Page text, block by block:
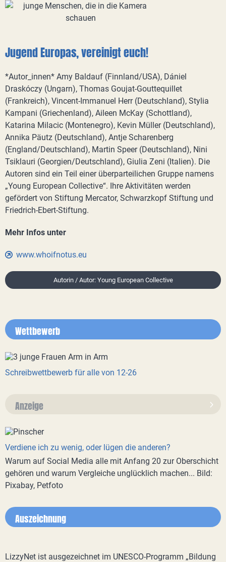
Jugend Europas, vereinigt euch!
*Autor_innen* Amy Baldauf (Finnland/USA), Dániel
Draskóczy (Ungarn), Thomas Goujat-Gouttequillet
(Frankreich), Vincent-Immanuel Herr (Deutschland), Stylia
Kampani (Griechenland), Aileen McKay (Schottland),
Katarina Milacic (Montenegro), Kevin Müller (Deutschland),
Annika Päutz (Deutschland), Antje Scharenberg
(England/Deutschland), Martin Speer (Deutschland), Nini
Tsiklauri (Georgien/Deutschland), Giulia Zeni (Italien). Die
Autoren sind ein Teil einer überparteilichen Gruppe namens
„Young European Collective“. Ihre Aktivitäten werden
gefördert von Stiftung Mercator, Schwarzkopf Stiftung und
Friedrich-Ebert-Stiftung.
Mehr Infos unter
www.whoifnotus.eu
Autorin / Autor: Young European Collective
Wettbewerb
Schreibwettbewerb für alle von 12-26
Anzeige
Verdiene ich zu wenig, oder lügen die anderen?
Warum auf Social Media alle mit Anfang 20 zur Oberschicht
gehören und warum Vergleiche unglücklich machen... Bild:
Pixabay, Petfoto
Auszeichnung
LizzyNet ist ausgezeichnet im UNESCO-Programm „Bildung